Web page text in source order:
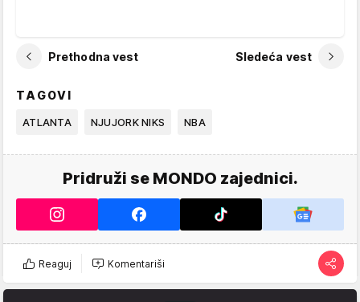
Prethodna vest Sledeća vest
TAGOVI
ATLANTA NJUJORK NIKS NBA
Pridruži se MONDO zajednici.
Reaguj Komentariši